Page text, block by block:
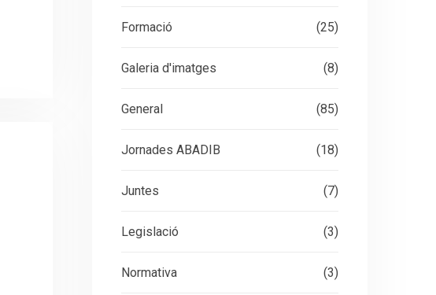
Formació (25)
Galeria d'imatges (8)
General (85)
Jornades ABADIB (18)
Juntes (7)
Legislació (3)
Normativa (3)